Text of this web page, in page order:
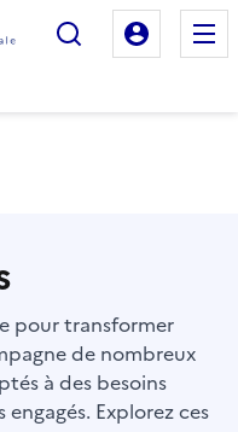
Rechercher
Mon
pour transformer
de nombreux
à des besoins
Explorez ces